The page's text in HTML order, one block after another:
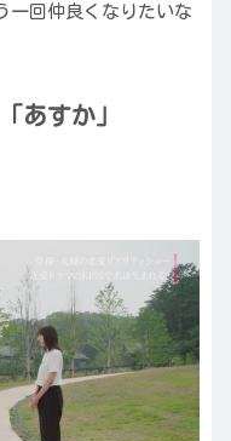
一回仲良くなりたいな
あすか」